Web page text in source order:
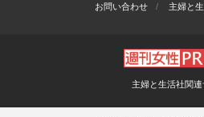
お問い合わせ
主婦と
主婦と生活社関連